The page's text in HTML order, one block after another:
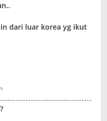
dari luar korea yg ikut